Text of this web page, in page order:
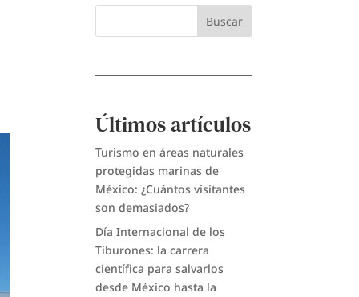
Buscar
Últimos artículos
Turismo en áreas naturales
protegidas marinas de
México: ¿Cuántos visitantes
son demasiados?
Día Internacional de los
Tiburones: la carrera
científica para salvarlos
desde México hasta la